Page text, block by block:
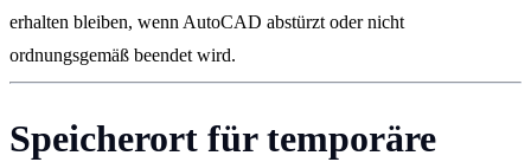
erhalten bleiben, wenn AutoCAD abstürzt oder nicht
ordnungsgemäß beendet wird.
Speicherort für temporäre